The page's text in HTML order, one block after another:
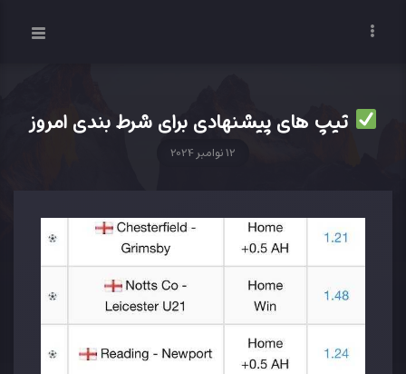
تیپ های پیشنهادی برای شرط بندی امروز
12 نوامبر 2024